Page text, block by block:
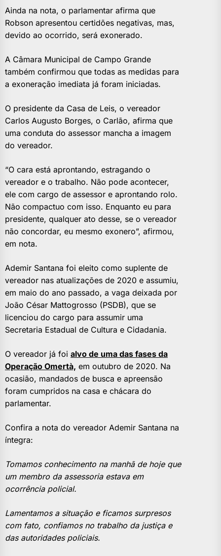
Ainda na nota, o parlamentar afirma que
Robson apresentou certidões negativas, mas,
devido ao ocorrido, será exonerado.
A Câmara Municipal de Campo Grande
também confirmou que todas as medidas para
a exoneração imediata já foram iniciadas.
O presidente da Casa de Leis, o vereador
Carlos Augusto Borges, o Carlão, afirma que
uma conduta do assessor mancha a imagem
do vereador.
“O cara está aprontando, estragando o
vereador e o trabalho. Não pode acontecer,
ele com cargo de assessor e aprontando rolo.
Não compactuo com isso. Enquanto eu para
presidente, qualquer ato desse, se o vereador
não concordar, eu mesmo exonero”, afirmou,
em nota.
Ademir Santana foi eleito como suplente de
vereador nas atualizações de 2020 e assumiu,
em maio do ano passado, a vaga deixada por
João César Mattogrosso (PSDB), que se
licenciou do cargo para assumir uma
Secretaria Estadual de Cultura e Cidadania.
O vereador já foi alvo de uma das fases da
Operação Omertà, em outubro de 2020. Na
ocasião, mandados de busca e apreensão
foram cumpridos na casa e chácara do
parlamentar.
Confira a nota do vereador Ademir Santana na
íntegra:
Tomamos conhecimento na manhã de hoje que
um membro da assessoria estava em
ocorrência policial.
Lamentamos a situação e ficamos surpresos
com fato, confiamos no trabalho da justiça e
das autoridades policiais.